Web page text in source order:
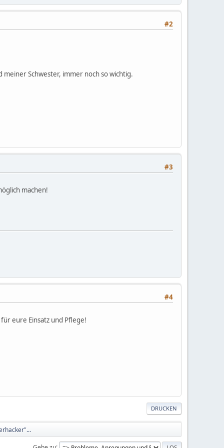
#2
Schwester, immer noch so wichtig.
#3
machen!
#4
eure Einsatz und Pflege!
DRUCKEN